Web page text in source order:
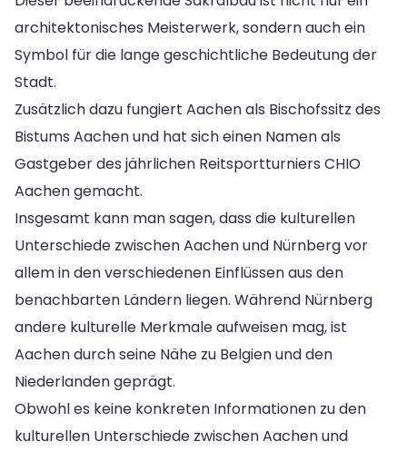
architektonisches Meisterwerk, sondern auch ein
Symbol für die lange geschichtliche Bedeutung der
Stadt.
Zusätzlich dazu fungiert Aachen als Bischofssitz des
Bistums Aachen und hat sich einen Namen als
Gastgeber des jährlichen Reitsportturniers CHIO
Aachen gemacht.
Insgesamt kann man sagen, dass die kulturellen
Unterschiede zwischen Aachen und Nürnberg vor
allem in den verschiedenen Einflüssen aus den
benachbarten Ländern liegen. Während Nürnberg
andere kulturelle Merkmale aufweisen mag, ist
Aachen durch seine Nähe zu Belgien und den
Niederlanden geprägt.
Obwohl es keine konkreten Informationen zu den
kulturellen Unterschiede zwischen Aachen und